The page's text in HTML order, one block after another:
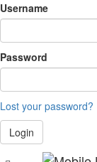
Username
Password
Lost your password?